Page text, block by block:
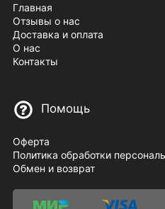
Главная
Отзывы о нас
Доставка и оплата
О нас
Контакты
Помощь
Оферта
Политика обработки
Обмен и возврат